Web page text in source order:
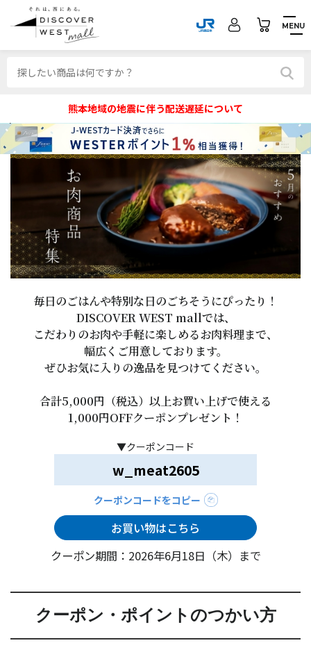
MENU
熊本地域の地震に伴う配送遅延について
毎日のごはんや特別な日のごちそうにぴったり！
DISCOVER WEST mallでは、
こだわりのお肉や手軽に楽しめるお肉料理まで、
幅広くご用意しております。
ぜひお気に入りの逸品を見つけてください。
合計5,000円（税込）以上お買い上げで使える
1,000円OFFクーポンプレゼント！
▼クーポンコード
w_meat2605
クーポンコードをコピー
お買い物はこちら
クーポン期間：2026年6月18日（木）まで
クーポン・ポイントのつかい方